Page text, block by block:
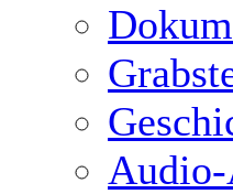
Audio-